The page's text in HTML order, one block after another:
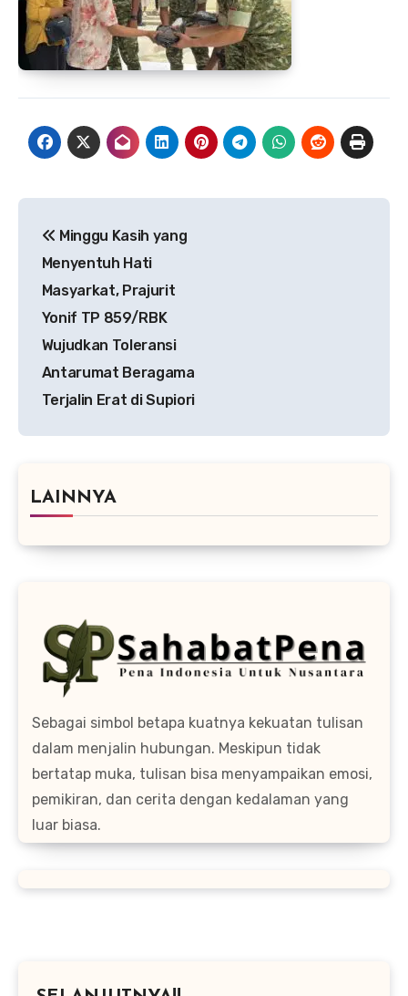
pos
Minggu Kasih yang
Menyentuh Hati
Masyarkat, Prajurit
Yonif TP 859/RBK
Wujudkan Toleransi
Antarumat Beragama
Terjalin Erat di Supiori
LAINNYA
Sebagai simbol betapa kuatnya kekuatan tulisan
dalam menjalin hubungan. Meskipun tidak
bertatap muka, tulisan bisa menyampaikan emosi,
pemikiran, dan cerita dengan kedalaman yang
luar biasa.